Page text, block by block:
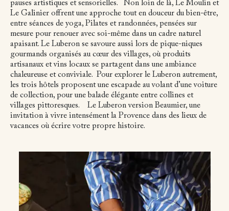
pauses artistiques et sensorielles.
Non loin de là, Le Moulin et
Le Galinier offrent une approche tout en douceur du bien-être,
entre séances de yoga, Pilates et randonnées, pensées sur
mesure pour renouer avec soi-même dans un cadre naturel
apaisant. Le Luberon se savoure aussi lors de pique-niques
gourmands organisés au cœur des villages, où produits
artisanaux et vins locaux se partagent dans une ambiance
chaleureuse et conviviale. Pour explorer le Luberon autrement,
les trois hôtels proposent une escapade au volant d’une voiture
de collection, pour une balade élégante entre collines et
villages pittoresques.
Le Luberon version Beaumier, une
invitation à vivre intensément la Provence dans des lieux de
vacances où écrire votre propre histoire.